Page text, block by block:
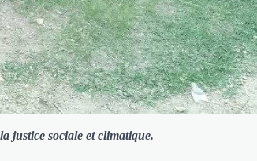
justice sociale et climatique.